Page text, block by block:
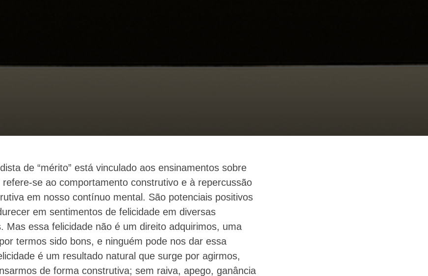
de “mérito” está vinculado aos ensinamentos sobre
se ao comportamento construtivo e à repercussão
em nosso contínuo mental. São potenciais positivos
em sentimentos de felicidade em diversas
Mas essa felicidade não é um direito adquirimos, uma
termos sido bons, e ninguém pode nos dar essa
é um resultado natural que surge por agirmos,
de forma construtiva; sem raiva, apego, ganância